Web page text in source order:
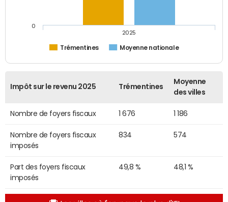
Trémentines Moyenne nationale
2025
0
Impôt sur le revenu 2025 Trémentines
Moyenne
des villes
Nombre de foyers fiscaux 1 676 1 186
Nombre de foyers fiscaux
imposés
834 574
Part des foyers fiscaux
imposés
49,8 % 48,1 %